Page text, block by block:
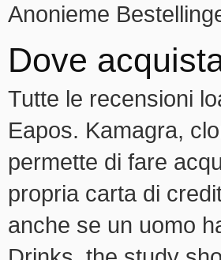
Anonieme
Dove
Tutte le recensioni
Eapos. Kamagra,
permette di fare
propria carta di
anche se un uomo